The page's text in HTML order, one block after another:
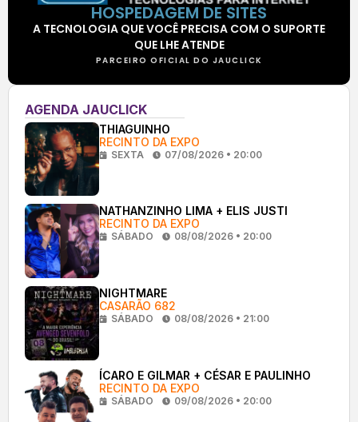
HOSPEDAGEM DE SITES
A TECNOLOGIA QUE VOCÊ PRECISA COM O SUPORTE
QUE LHE ATENDE
PARCEIRO OFICIAL DO JAUCLICK
AGENDA JAUCLICK
THIAGUINHO
RECINTO DA EXPO
SEXTA 07/08/2026 • 20:00
NATHANZINHO LIMA + ELIS JUSTI
RECINTO DA EXPO
SÁBADO 08/08/2026 • 20:00
NIGHTMARE
CASARÃO 682
SÁBADO 08/08/2026 • 21:00
ÍCARO E GILMAR + CÉSAR E PAULINHO
RECINTO DA EXPO
SÁBADO 09/08/2026 • 20:00